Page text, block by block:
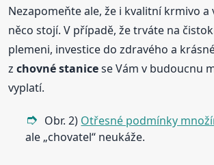
Nezapomeňte ale, že i kvalitní krmivo
něco stojí. V případě, že trváte na
plemeni, investice do zdravého a
zchovné stanicese Vám v budoucnu
vyplatí.
Obr. 2) Otřesné podmínky
ale „chovatel“ neukáže.